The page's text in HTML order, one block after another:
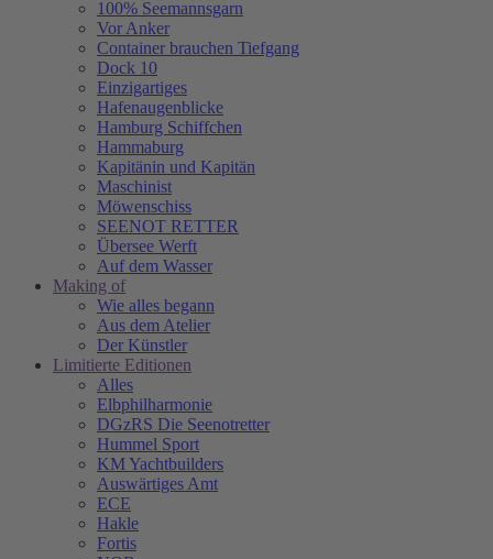
100% Seemannsgarn
Vor Anker
Container brauchen Tiefgang
Dock 10
Einzigartiges
Hafenaugen­blicke
Hamburg Schiffchen
Hammaburg
Kapitänin und Kapitän
Maschinist
Möwenschiss
SEENOT RETTER
Übersee Werft
Auf dem Wasser
Making of
Wie alles begann
Aus dem Atelier
Der Künstler
Limitierte Editionen
Alles
Elbphilharmonie
DGzRS Die Seenotretter
Hummel Sport
KM Yachtbuilders
Auswärtiges Amt
ECE
Hakle
Fortis